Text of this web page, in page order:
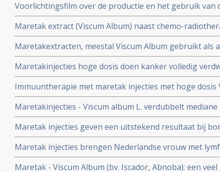
Voorlichtingsfilm over de productie en het gebruik van
kankerpatienten
Maretak extract (Viscum Album) naast chemo-
rectumkanker geeft betere resultaten op complete en
zonder maretak extract
Maretakextracten, meestal Viscum Album gebruikt als
kankerpatiënten, hebben een positieve invloed op de
reviewstudie van gerandomiseerde studies
Maretakinjecties hoge dosis doen kanker volledig
van Merkelcel carcinoom (75 jaar) en bij vrouw met
jaar) zonder andere behandelingen. Beide vrouwen
Immuuntherapie met maretak injecties met hoge dosis
volledige remissie en langjarige blijvende overleving
melanoom.
Maretakinjecties - Viscum album L. verdubbelt
inoperabele alvleesklierkanker met betere kwaliteit
Maretak injecties geven een uitstekend resultaat bij
vormen van kanker, blijkt uit grote overzichtstudie.
Maretak injecties brengen Nederlandse vrouw met
totale remissie na eerdere weigering van chemo.
Maretak - Viscum Album (bv. Iscador, Abnoba): een